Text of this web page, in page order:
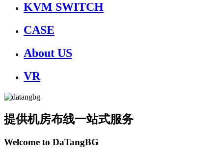
KVM SWITCH
CASE
About US
VR
提供机房布线一站式服务
Welcome to DaTangBG